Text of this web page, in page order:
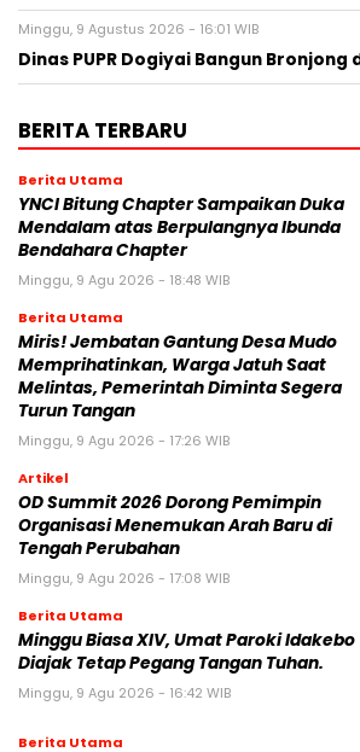
Minggu, 9 Agustus 2026 - 16:01 WIB
Dinas PUPR Dogiyai Bangun Bronjong
BERITA TERBARU
Berita Utama
YNCI Bitung Chapter Sampaikan Duka
Mendalam atas Berpulangnya Ibunda
Bendahara Chapter
Minggu, 9 Agu 2026 - 18:48 WIB
Berita Utama
Miris! Jembatan Gantung Desa Mudo
Memprihatinkan, Warga Jatuh Saat
Melintas, Pemerintah Diminta Segera
Turun Tangan
Minggu, 9 Agu 2026 - 17:26 WIB
Artikel
OD Summit 2026 Dorong Pemimpin
Organisasi Menemukan Arah Baru di
Tengah Perubahan
Minggu, 9 Agu 2026 - 17:08 WIB
Berita Utama
Minggu Biasa XIV, Umat Paroki Idakebo
Diajak Tetap Pegang Tangan Tuhan.
Minggu, 9 Agu 2026 - 16:42 WIB
Berita Utama